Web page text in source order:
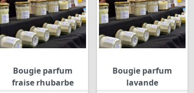
Bougie parfum
fraise rhubarbe
Bougie parfum
lavande